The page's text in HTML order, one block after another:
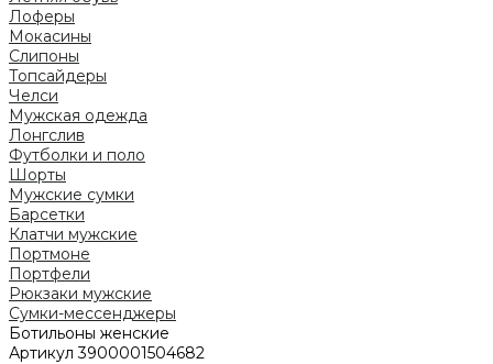
Лоферы
Мокасины
Слипоны
Топсайдеры
Челси
Мужская одежда
Лонгслив
Футболки и поло
Шорты
Мужские сумки
Барсетки
Клатчи мужские
Портмоне
Портфели
Рюкзаки мужские
Сумки-мессенджеры
Ботильоны женские
Артикул3900001504682